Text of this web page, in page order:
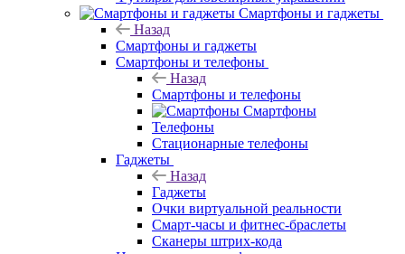
Смартфоны и гаджеты
Назад
Смартфоны и гаджеты
Смартфоны и телефоны
Назад
Смартфоны и телефоны
Смартфоны
Телефоны
Стационарные телефоны
Гаджеты
Назад
Гаджеты
Очки виртуальной реальности
Смарт-часы и фитнес-браслеты
Сканеры штрих-кода